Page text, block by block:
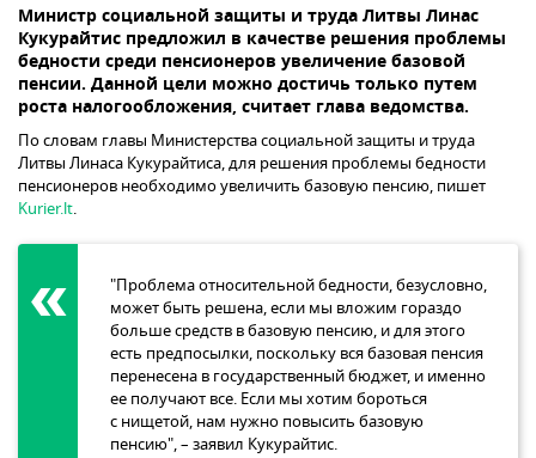
Министр социальной защиты и труда Литвы Линас
Кукурайтис предложил в качестве решения проблемы
бедности среди пенсионеров увеличение базовой
пенсии. Данной цели можно достичь только путем
роста налогообложения, считает глава ведомства.
По словам главы Министерства социальной защиты и труда
Литвы Линаса Кукурайтиса, для решения проблемы бедности
пенсионеров необходимо увеличить базовую пенсию, пишет
Kurier.lt.
"Проблема относительной бедности, безусловно,
может быть решена, если мы вложим гораздо
больше средств в базовую пенсию, и для этого
есть предпосылки, поскольку вся базовая пенсия
перенесена в государственный бюджет, и именно
ее получают все. Если мы хотим бороться
с нищетой, нам нужно повысить базовую
пенсию", – заявил Кукурайтис.